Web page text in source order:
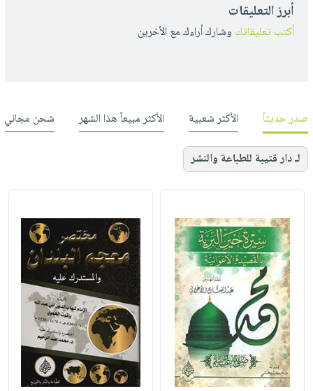
أبرز التعليقات
أكتب تعليقاتك وشارك أراءك مع الأخرين
صدر حديثاً الأكثر شعبية الأكثر مبيعاً هذا الشهر شحن مجاني
لـ دار قتيبة للطباعة والنشر